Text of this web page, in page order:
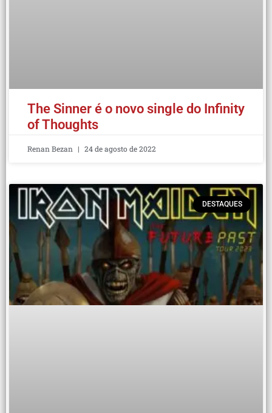
The Sinner é o novo single do Infinity
of Thoughts
Renan Bezan 24 de agosto de 2022
DESTAQUES